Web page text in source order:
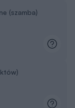
(szamba)